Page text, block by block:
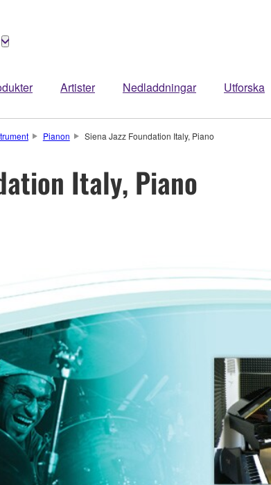
Artister Nedladdningar Utforska
Pianon Siena Jazz Foundation Italy, Piano
Italy, Piano